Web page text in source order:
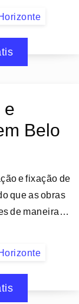
e
Belo
e fixação de
que as obras
de maneira…